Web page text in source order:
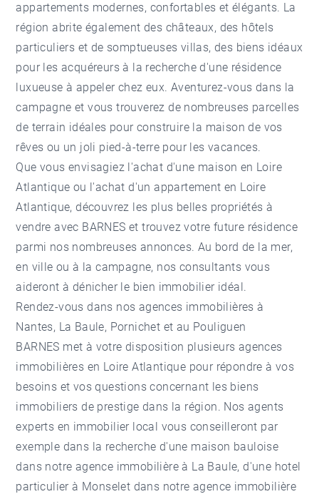
appartements modernes, confortables et élégants. La
région abrite également des châteaux, des hôtels
particuliers et de somptueuses villas, des biens idéaux
pour les acquéreurs à la recherche d'une résidence
luxueuse à appeler chez eux. Aventurez-vous dans la
campagne et vous trouverez de nombreuses parcelles
de terrain idéales pour construire la maison de vos
rêves ou un joli pied-à-terre pour les vacances.
Que vous envisagiez l'achat d'une maison en Loire
Atlantique ou l'achat d'un appartement en Loire
Atlantique, découvrez les plus belles propriétés à
vendre avec BARNES et trouvez votre future résidence
parmi nos nombreuses annonces. Au bord de la mer,
en ville ou à la campagne, nos consultants vous
aideront à dénicher le bien immobilier idéal.
Rendez-vous dans nos agences immobilières à
Nantes, La Baule, Pornichet et au Pouliguen
BARNES met à votre disposition plusieurs agences
immobilières en Loire Atlantique pour répondre à vos
besoins et vos questions concernant les biens
immobiliers de prestige dans la région. Nos agents
experts en immobilier local vous conseilleront par
exemple dans la recherche d'une maison bauloise
dans notre agence immobilière à La Baule, d'une hotel
particulier à Monselet dans notreagence immobilière